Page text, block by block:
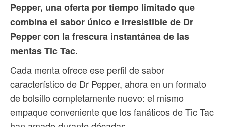
Pepper, una oferta por tiempo limitado que
combina el sabor único e irresistible de Dr
Pepper con la frescura instantánea de las
mentas Tic Tac.
Cada menta ofrece ese perfil de sabor
característico de Dr Pepper, ahora en un formato
de bolsillo completamente nuevo: el mismo
empaque conveniente que los fanáticos de Tic Tac